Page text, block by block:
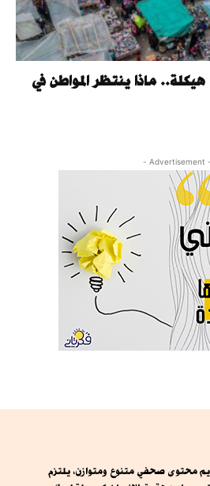
هيكلة.. ماذا ينتظر المواطن في
- Advertisement -
محتوى صحفي متنوع ومتوازن، يلتزم